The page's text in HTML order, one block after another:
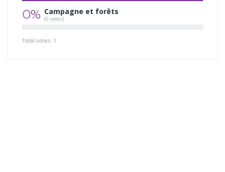
0% Campagne et forêts
(0 votes)
Total votes: 1